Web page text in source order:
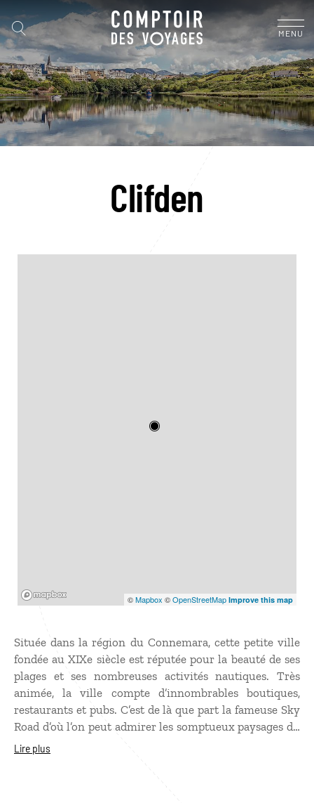
MENU
Clifden
©Mapbox ©OpenStreetMap Improve this map
Située dans la région du Connemara, cette petite ville
fondée au XIXe siècle est réputée pour la beauté de ses
plages et ses nombreuses activités nautiques. Très
animée, la ville compte d’innombrables boutiques,
restaurants et pubs. C’est de là que part la fameuse Sky
Road d’où l’on peut admirer les somptueux paysages du
littoral ainsi que le château de Clifden. Au cœur du
Lire plus